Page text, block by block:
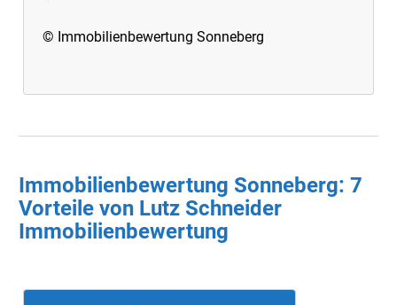
© Immobilienbewertung Sonneberg
Immobilienbewertung Sonneberg: 7
Vorteile von Lutz Schneider
Immobilienbewertung